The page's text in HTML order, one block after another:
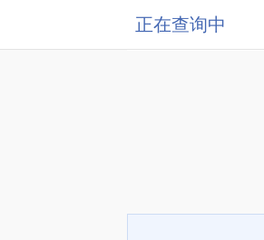
正在查询中